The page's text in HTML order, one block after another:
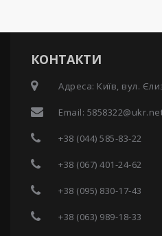
КОНТАКТИ
Адреса: Київ, вул.
Email:
+38 (044) 585-83-22
+38 (067) 401-24-62
+38 (095) 830-17-43
+38 (063) 989-18-33